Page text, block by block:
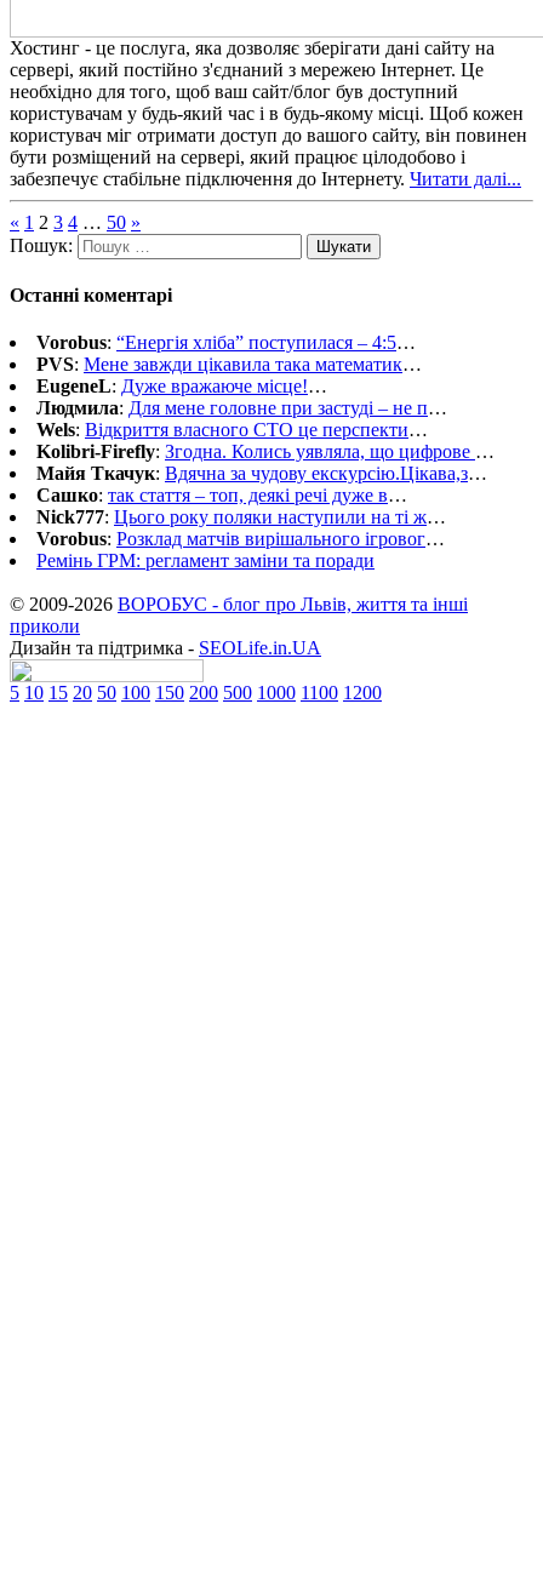
Хостинг - це послуга, яка дозволяє зберігати дані сайту на
сервері, який постійно з'єднаний з мережею Інтернет. Це
необхідно для того, щоб ваш сайт/блог був доступний
користувачам у будь-який час і в будь-якому місці. Щоб кожен
користувач міг отримати доступ до вашого сайту, він повинен
бути розміщений на сервері, який працює цілодобово і
забезпечує стабільне підключення до Інтернету. Читати далі...
« 1 2 3 4 … 50 »
Пошук:
Останні коментарі
Vorobus: “Енергія хліба” поступилася – 4:5…
PVS: Мене завжди цікавила така математик…
EugeneL: Дуже вражаюче місце!…
Людмила: Для мене головне при застуді – не п…
Wels: Відкриття власного СТО це перспекти…
Kolibri-Firefly: Згодна. Колись уявляла, що цифрове …
Майя Ткачук: Вдячна за чудову екскурсію.Цікава,з…
Сашко: так стаття – топ, деякі речі дуже в…
Nick777: Цього року поляки наступили на ті ж…
Vorobus: Розклад матчів вирішального ігровог…
Ремінь ГРМ: регламент заміни та поради
© 2009-2026 ВОРОБУС - блог про Львів, життя та інші
приколи
Дизайн та підтримка - SEOLife.in.UA
5 10 15 20 50 100 150 200 500 1000 1100 1200